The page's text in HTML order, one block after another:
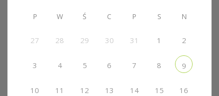
P W Ś C P S N
27 28 29 30 31 1 2
3 4 5 6 7 8 9
10 11 12 13 14 15 16